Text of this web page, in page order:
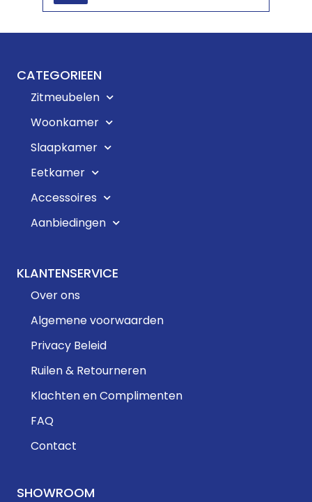
CATEGORIEEN
Zitmeubelen
Woonkamer
Slaapkamer
Eetkamer
Accessoires
Aanbiedingen
KLANTENSERVICE
Over ons
Algemene voorwaarden
Privacy Beleid
Ruilen & Retourneren
Klachten en Complimenten
FAQ
Contact
SHOWROOM